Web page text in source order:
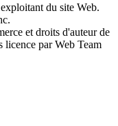
du site Web.
et droits d'auteur de
par Web Team